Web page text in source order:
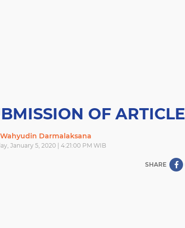
OF ARTICLE
Wahyudin Darmalaksana
January 5, 2020 | 4:21:00 PM WIB
SHARE